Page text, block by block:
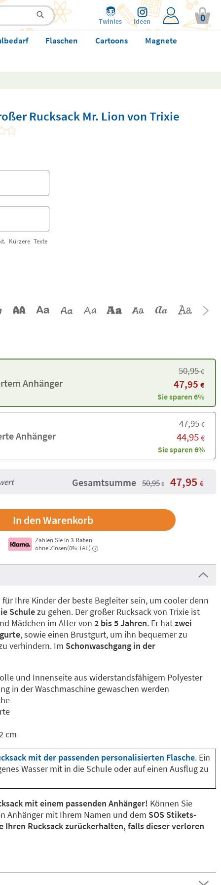
Twinies Ideen 0
Flaschen Cartoons Magnete
Rucksack Mr. Lion von Trixie
Kürzere Texte
Anhänger
50,95€
47,95 €
Sie sparen 6%
Anhänger
47,95€
44,95 €
Sie sparen 6%
Gesamtsumme 50,95 € 47,95 €
Zahlen Sie in3 Raten
ohne Zinsen(0% TAE)
i
Ihre Kinder der beste Begleiter sein, um cooler denn
Schulezu gehen. Der großer Rucksack von Trixie ist
Mädchen im Alter von 2 bis 5 Jahren. Er hatzwei
, sowie einen Brustgurt, um ihn bequemer zu
verhindern. Im Schonwaschgang in der
und Innenseite aus widerstandsfähigem Polyester
in der Waschmaschine gewaschen werden
cm
mit der passenden personalisierten Flasche. Ein
Wasser mit in die Schule oder auf einen Ausflug zu
mit einem passenden Anhänger! Können Sie
Anhänger mit Ihrem Namen und dem SOS Stikets-
Ihren Rucksack zurückerhalten, falls dieser verloren